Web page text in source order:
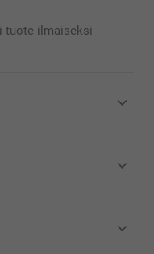
tuote ilmaiseksi
arvonlisäveron ja